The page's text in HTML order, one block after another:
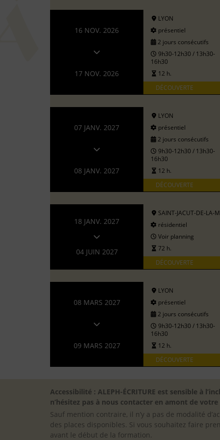
16 NOV. 2026
17 NOV. 2026
LYON
présentiel
2 jours consécutifs
9h30-12h30 / 13h30-
16h30
12 h.
DÉCOUVERTE
07 JANV. 2027
08 JANV. 2027
LYON
présentiel
2 jours consécutifs
9h30-12h30 / 13h30-
16h30
12 h.
DÉCOUVERTE
18 JANV. 2027
04 JUIN 2027
SAINT-JACUT-DE-LA-
résidentiel
Voir planning
72 h.
DÉCOUVERTE
08 MARS 2027
09 MARS 2027
LYON
présentiel
2 jours consécutifs
9h30-12h30 / 13h30-
16h30
12 h.
DÉCOUVERTE
Accessibilité : ALEPH-ÉCRITURE est sensible à
n’hésitez pas à nous contacter en amont de
Sauf mention contraire, il n’y a pas de modalité
des places disponibles. Si vous souhaitez faire
avant le début de la formation.